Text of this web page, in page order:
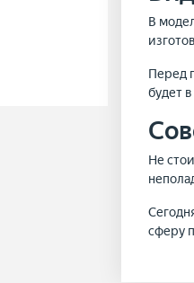
В
Перед
будет
Не
сферу